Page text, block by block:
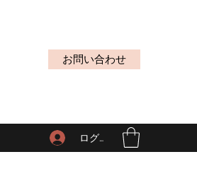
お問い合わせ
ログイン